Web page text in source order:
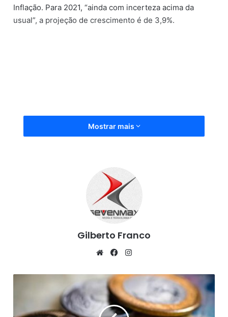
Inflação. Para 2021, “ainda com incerteza acima da
usual”, a projeção de crescimento é de 3,9%.
Fonte: Bahia.Ba, (24/09/2020)
Mostrar mais
Gilberto Franco
We
te
Fa
bo
ok
ra